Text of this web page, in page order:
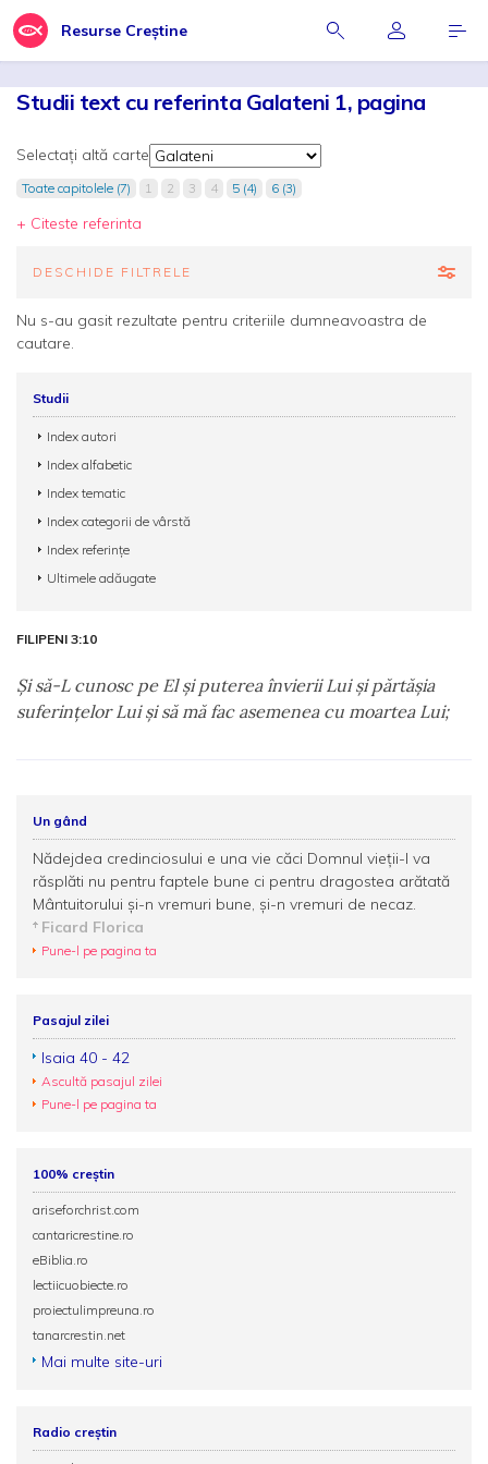
Resurse Creștine
Studii text cu referinta Galateni 1, pagina
Selectați altă carte
Toate capitolele (7) 1 2 3 4 5 (4) 6 (3)
+ Citeste referinta
DESCHIDE FILTRELE
Nu s-au gasit rezultate pentru criteriile dumneavoastra de
cautare.
Studii
Index autori
Index alfabetic
Index tematic
Index categorii de vârstă
Index referințe
Ultimele adăugate
FILIPENI 3:10
Şi să-L cunosc pe El şi puterea învierii Lui şi părtăşia
suferinţelor Lui şi să mă fac asemenea cu moartea Lui;
Un gând
Nădejdea credinciosului e una vie căci Domnul vieţii-l va
răsplăti nu pentru faptele bune ci pentru dragostea arătată
Mântuitorului şi-n vremuri bune, şi-n vremuri de necaz.
Ficard Florica
Pune-l pe pagina ta
Pasajul zilei
Isaia 40 - 42
Ascultă pasajul zilei
Pune-l pe pagina ta
100% creștin
ariseforchrist.com
cantaricrestine.ro
eBiblia.ro
lectiicuobiecte.ro
proiectulimpreuna.ro
tanarcrestin.net
Mai multe site-uri
Radio creștin